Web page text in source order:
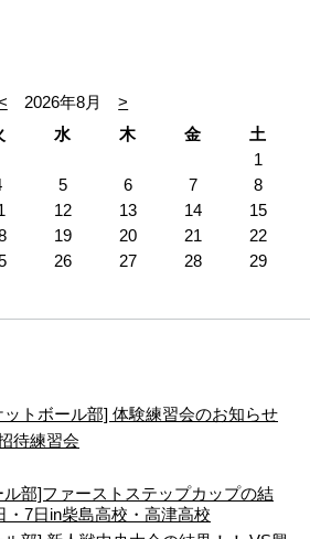
2026年8月
>
水 木 金
土
1
5 6 7
8
12 13 14
15
19 20 21
22
26 27 28
29
トボール部] 体験練習会のお知らせ
待練習会
部]ファーストステップカップの結
・7日in柴島高校・高津高校